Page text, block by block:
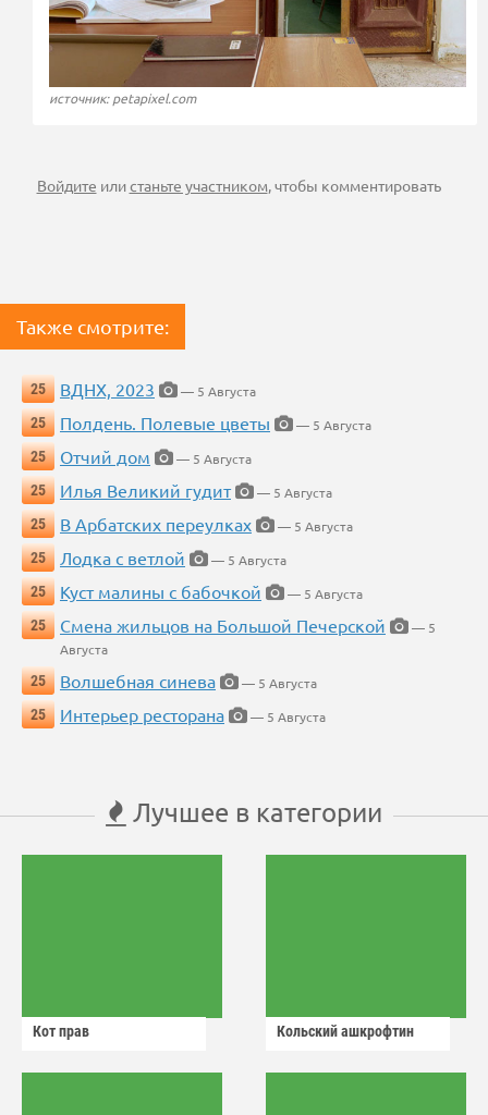
источник: petapixel.com
Войдите илистаньте участником , чтобы комментировать
Также смотрите:
25 ВДНХ, 2023
— 5 Августа
25
Полдень. Полевые цветы
— 5 Августа
25
Отчий дом
— 5 Августа
25
Илья Великий гудит
— 5 Августа
25
В Арбатских переулках
— 5 Августа
25
Лодка с ветлой
— 5 Августа
25
Куст малины с бабочкой
— 5 Августа
25
Смена жильцов на Большой Печерской
— 5
Августа
25
Волшебная синева
— 5 Августа
25
Интерьер ресторана — 5 Августа
Лучшее в категории
Кот прав Кольский ашкрофтин